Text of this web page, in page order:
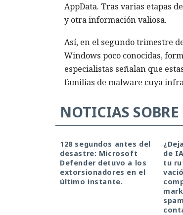
AppData. Tras varias etapas
y otra información valiosa.
Así, en el segundo trimestre
Windows poco conocidas,
especialistas señalan que
familias de malware cuya
NOTICIAS
128 segundos antes del
desastre: Microsoft
Defender detuvo a los
extorsionadores en el
último instante.
de
tu